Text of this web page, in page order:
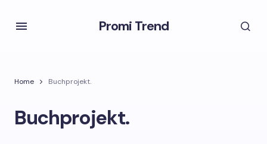
Promi Trend
Home Buchprojekt.
Buchprojekt.